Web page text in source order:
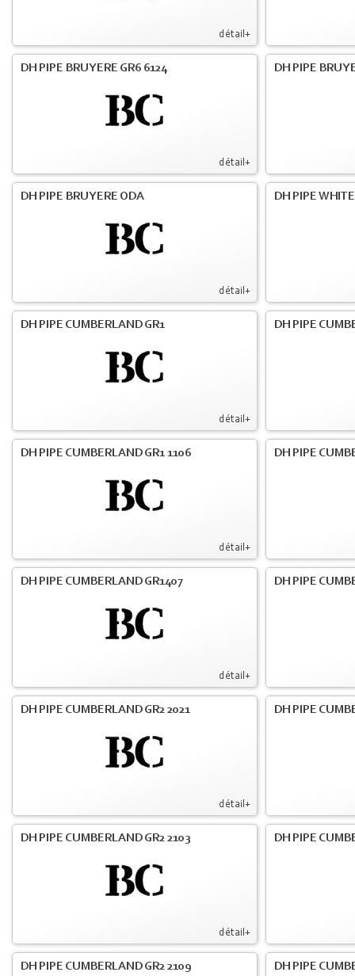
détail+
détail+
DH PIPE BRUYERE GR6 6124 DH PIPE
détail+
DH PIPE BRUYERE ODA DH PIPE
détail+
DH PIPE CUMBERLAND GR1 DH PIPE
détail+
DH PIPE CUMBERLAND GR1 1106 DH PIPE
détail+
DH PIPE CUMBERLAND GR1407 DH PIPE
détail+
DH PIPE CUMBERLAND GR2 2021 DH PIPE
détail+
DH PIPE CUMBERLAND GR2 2103 DH PIPE
DH PIPE CUMBERLAND GR2 2109 DH PIPE